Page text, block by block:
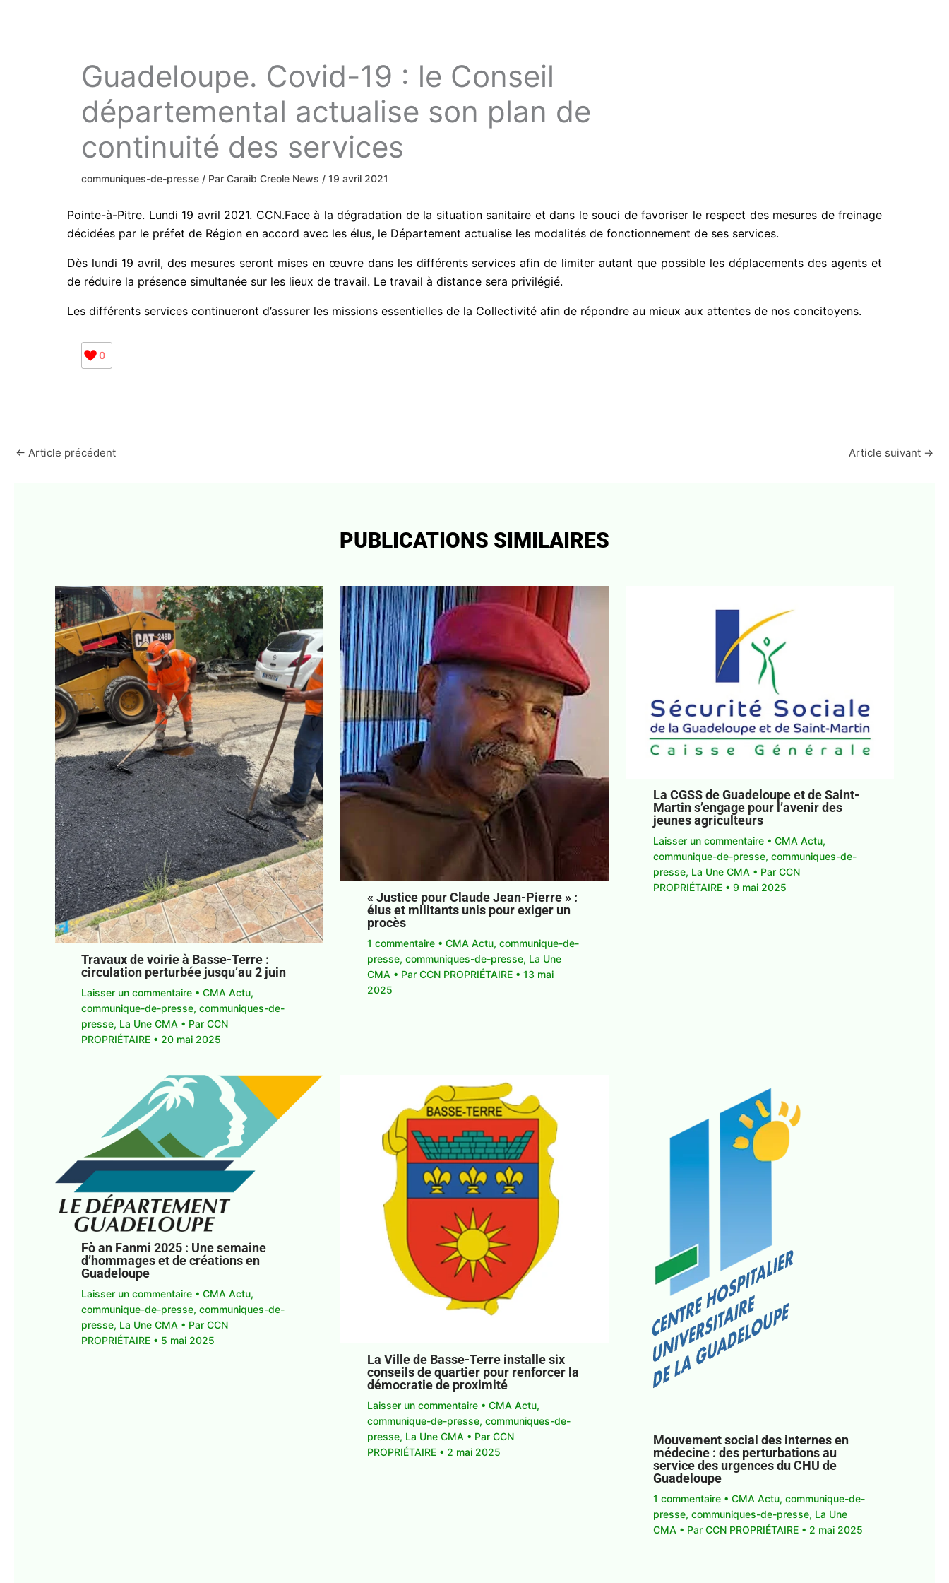
Guadeloupe. Covid-19 : le Conseil
départemental actualise son plan de
continuité des services
communiques-de-presse / Par Caraib Creole News / 19 avril 2021
Pointe-à-Pitre. Lundi 19 avril 2021. CCN.Face à la dégradation de la situation sanitaire et dans le souci de favoriser le respect des mesures de freinage
décidées par le préfet de Région en accord avec les élus, le Département actualise les modalités de fonctionnement de ses services.
Dès lundi 19 avril, des mesures seront mises en œuvre dans les différents services afin de limiter autant que possible les déplacements des agents et
de réduire la présence simultanée sur les lieux de travail. Le travail à distance sera privilégié.
Les différents services continueront d’assurer les missions essentielles de la Collectivité afin de répondre au mieux aux attentes de nos concitoyens.
0
← Article précédent Article suivant →
PUBLICATIONS SIMILAIRES
Travaux de voirie à Basse-Terre :
circulation perturbée jusqu’au 2 juin
Laisser un commentaire •CMA Actu,
communique-de-presse,communiques-de-
presse, La Une CMA • ParCCN
PROPRIÉTAIRE • 20 mai 2025
« Justice pour Claude Jean-Pierre » :
élus et militants unis pour exiger un
procès
1 commentaire •CMA Actu,communique-de-
presse,communiques-de-presse, La Une
CMA • ParCCN PROPRIÉTAIRE •13 mai
2025
La CGSS de Guadeloupe et de Saint-
Martin s’engage pour l’avenir des
jeunes agriculteurs
Laisser un commentaire • CMA Actu,
communique-de-presse, communiques-de-
presse, La Une CMA • Par CCN
PROPRIÉTAIRE • 9 mai 2025
Fò an Fanmi 2025 : Une semaine
d’hommages et de créations en
Guadeloupe
Laisser un commentaire •CMA Actu,
communique-de-presse,communiques-de-
presse, La Une CMA • ParCCN
PROPRIÉTAIRE • 5 mai 2025
La Ville de Basse-Terre installe six
conseils de quartier pour renforcer la
démocratie de proximité
Laisser un commentaire •CMA Actu,
communique-de-presse,communiques-de-
presse, La Une CMA • ParCCN
PROPRIÉTAIRE • 2 mai 2025
Mouvement social des internes en
médecine : des perturbations au
service des urgences du CHU de
Guadeloupe
1 commentaire • CMA Actu, communique-de-
presse, communiques-de-presse, La Une
CMA • Par CCN PROPRIÉTAIRE • 2 mai 2025